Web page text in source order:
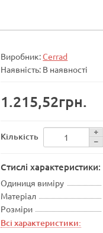
Виробник:Cerrad
Наявність: В наявності
1.215,52грн.
Кількість
Стислі характеристики:
Одиниця виміру
Матеріал
Розміри
Всі характеристики: